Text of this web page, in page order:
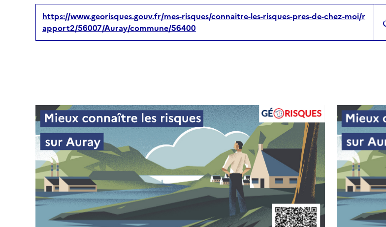
https://www.georisques.gouv.fr/mes-risques/connaitre-les-risques-pres-de-chez-moi/r
apport2/56007/Auray/commune/56400